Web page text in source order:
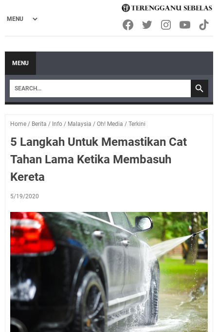
MENU
Home / Berita / Info / Malaysia / Oh! Media / Terkini
5 Langkah Untuk Memastikan Cat
Tahan Lama Ketika Membasuh
Kereta
5/19/2020